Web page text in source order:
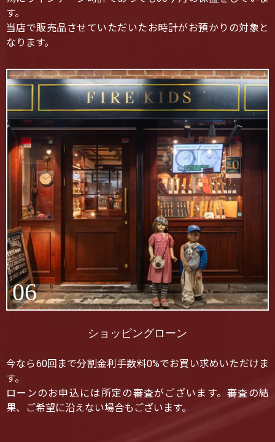
す。
当店で販売品させていただいたお時計がお預かりの対象と
なります。
06
ショッピングローン
今なら60回まで分割金利手数料0%でお買い求めいただけま
す。
ローンのお申込には所定の審査がございます。審査の結
果、ご希望に沿えない場合もございます。